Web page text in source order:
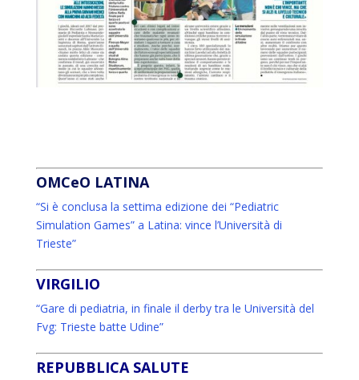
OMCeO LATINA
“Si è conclusa la settima edizione dei “Pediatric
Simulation Games” a Latina: vince l’Università di
Trieste”
VIRGILIO
“Gare di pediatria, in finale il derby tra le Università del
Fvg: Trieste batte Udine”
REPUBBLICA SALUTE